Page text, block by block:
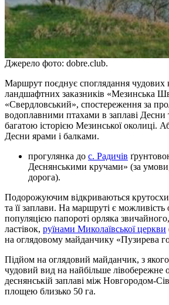
Джерело фото: dobre.club.
Маршрут поєднує споглядання чудових
ландшафтних заказників «Мезинська
«Свердловський», спостереження за
водоплавними птахами в заплаві Десни
багатою історією Мезинської околиці.
Десни ярами і балками.
прогулянка до с. Радичів
Деснянськими кручами» (за
дорога).
Подорожуючим відкриваються
та її заплави. На маршруті є
популяцією папороті орляка
ластівок, руїнами Миколаївської церкви
на оглядовому майданчику «Пузирева
Підйом на оглядовий майданчик, з якого
чудовий вид на найбільше лівобережне
деснянській заплаві між Новгородом-
площею близько 50 га.